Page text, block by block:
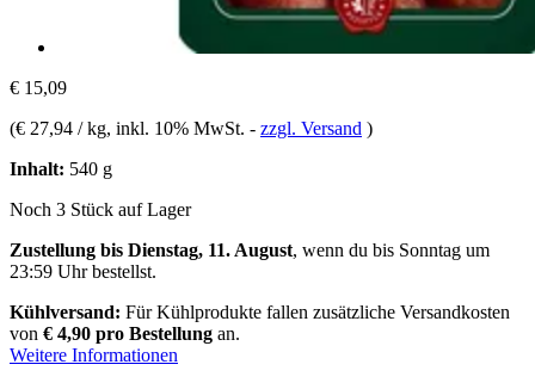
€ 15,09
(€ 27,94 / kg, inkl. 10% MwSt. - zzgl. Versand )
Inhalt: 540 g
Noch 3 Stück auf Lager
Zustellung bis Dienstag, 11. August, wenn du bis Sonntag um
23:59 Uhrbestellst.
Kühlversand: Für Kühlprodukte fallen zusätzliche Versandkosten
von € 4,90 pro Bestellung an.
Weitere Informationen